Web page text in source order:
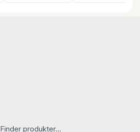
Finder produkter...